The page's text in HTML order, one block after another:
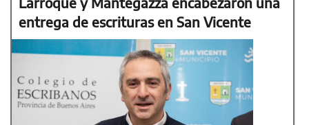
entrega de escrituras en San Vicente